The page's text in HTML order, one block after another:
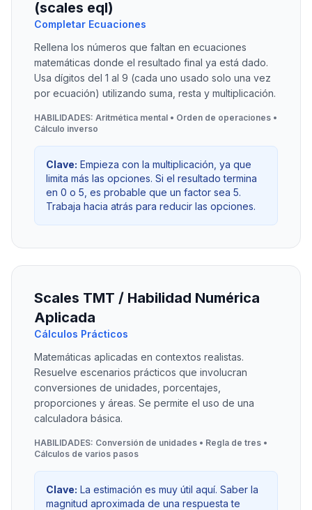
(scales eql)
Completar Ecuaciones
Rellena los números que faltan en ecuaciones
matemáticas donde el resultado final ya está dado.
Usa dígitos del 1 al 9 (cada uno usado solo una vez
por ecuación) utilizando suma, resta y multiplicación.
HABILIDADES: Aritmética mental • Orden de operaciones •
Cálculo inverso
Clave: Empieza con la multiplicación, ya que
limita más las opciones. Si el resultado termina
en 0 o 5, es probable que un factor sea 5.
Trabaja hacia atrás para reducir las opciones.
Scales TMT / Habilidad Numérica
Aplicada
Cálculos Prácticos
Matemáticas aplicadas en contextos realistas.
Resuelve escenarios prácticos que involucran
conversiones de unidades, porcentajes,
proporciones y áreas. Se permite el uso de una
calculadora básica.
HABILIDADES: Conversión de unidades • Regla de tres •
Cálculos de varios pasos
Clave: La estimación es muy útil aquí. Saber la
magnitud aproximada de una respuesta te